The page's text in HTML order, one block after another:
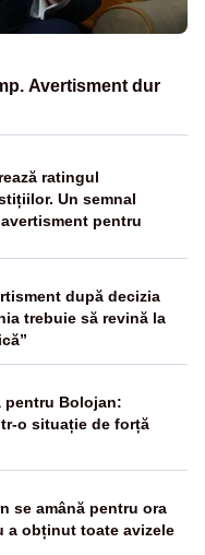
Avertisment dur
ratingul
Un semnal
pentru
după decizia
trebuie să revină la
pentru Bolojan:
o situație de forță
se amână pentru ora
a obținut toate avizele